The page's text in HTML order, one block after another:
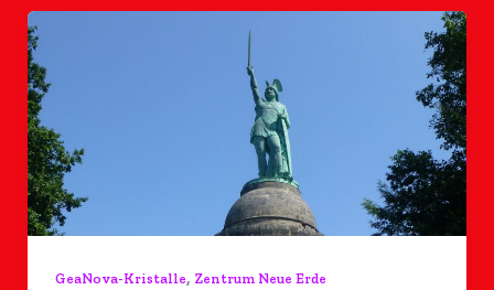
GeaNova-Kristalle, Zentrum Neue Erde